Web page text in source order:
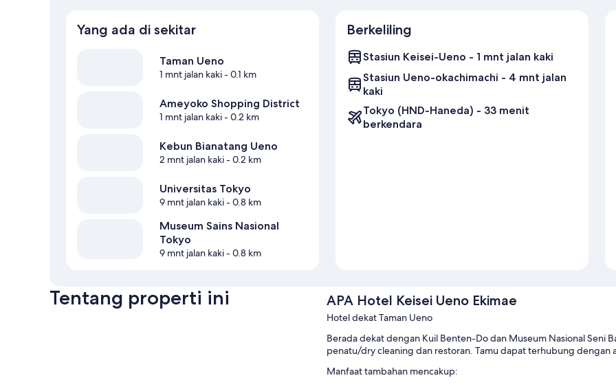
Yang ada di sekitar
Taman Ueno
1 mnt jalan kaki- 0.1 km
Ameyoko Shopping District
1 mnt jalan kaki- 0.2 km
Kebun Bianatang Ueno
2 mnt jalan kaki- 0.2 km
Universitas Tokyo
9 mnt jalan kaki- 0.8 km
Museum Sains Nasional
Tokyo
9 mnt jalan kaki- 0.8 km
Berkeliling
Stasiun Keisei-Ueno - 1 mnt jalan kaki
Stasiun Ueno-okachimachi - 4 mnt jalan
kaki
Tokyo (HND-Haneda) - 33 menit
berkendara
Tentang properti ini APA Hotel Keisei Ueno Ekimae
Hotel dekat Taman Ueno
Berada dekat dengan Kuil Benten-Do dan Museum Nasional Seni
penatu/dry cleaning dan restoran. Tamu dapat terhubung dengan
Manfaat tambahan mencakup: